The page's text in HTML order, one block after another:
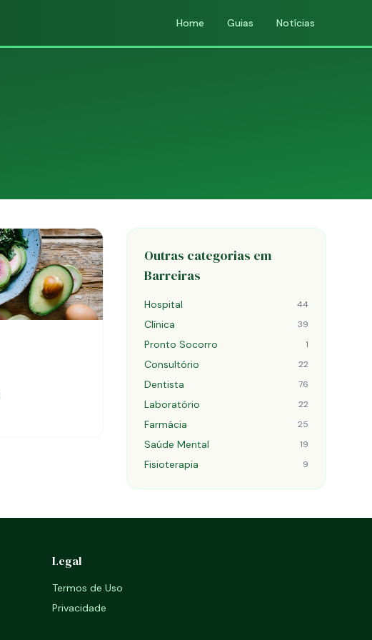
Home Guias Notícias
Outras categorias em
Barreiras
Hospital 44
Clínica 39
Pronto Socorro 1
Consultório 22
Dentista 76
Laboratório 22
Farmácia 25
Saúde Mental 19
Fisioterapia 9
Legal
Termos de Uso
Privacidade